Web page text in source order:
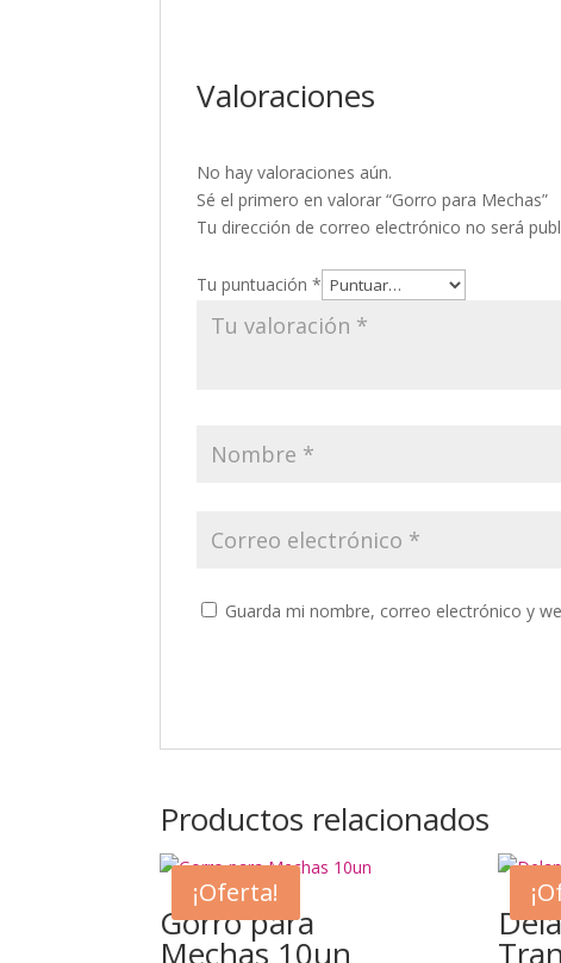
Valoraciones
No hay valoraciones aún.
Sé el primero en valorar “Gorro para Mechas”
Tu dirección de correo electrónico no será
Tu puntuación*
Guarda mi nombre, correo electrónico y
Productos relacionados
¡Oferta!
Gorro para
Mechas 10un